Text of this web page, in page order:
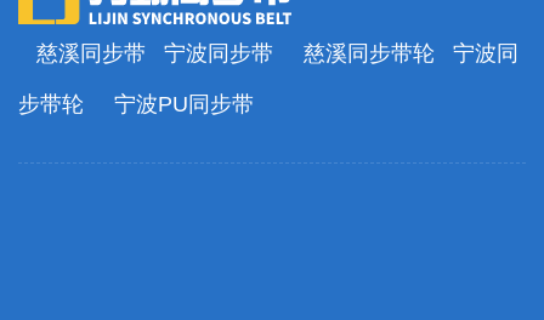
慈溪同步带 宁波同步带 慈溪同步带轮 宁波同
步带轮 宁波PU同步带